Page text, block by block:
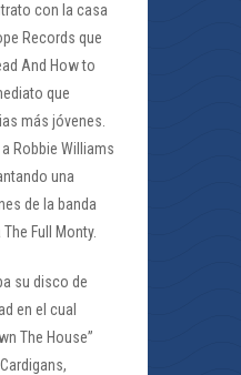
con la casa
Records que
And How to
que
más jóvenes.
Robbie Williams
una
de la banda
Full Monty.
su disco de
en el cual
The House”